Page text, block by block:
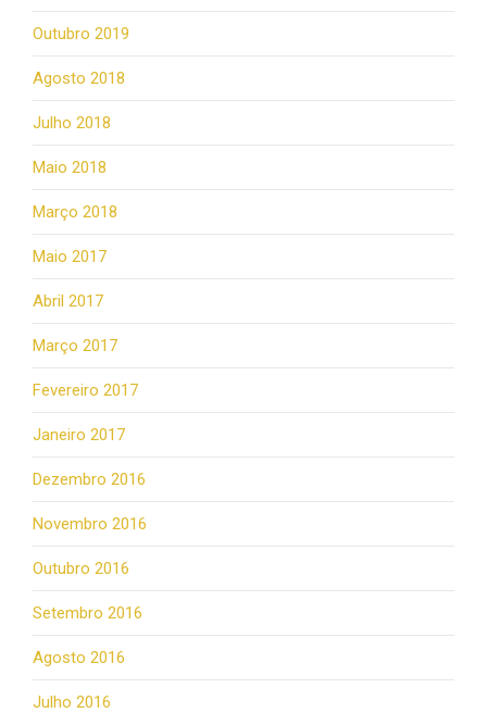
Outubro 2019
Agosto 2018
Julho 2018
Maio 2018
Março 2018
Maio 2017
Abril 2017
Março 2017
Fevereiro 2017
Janeiro 2017
Dezembro 2016
Novembro 2016
Outubro 2016
Setembro 2016
Agosto 2016
Julho 2016